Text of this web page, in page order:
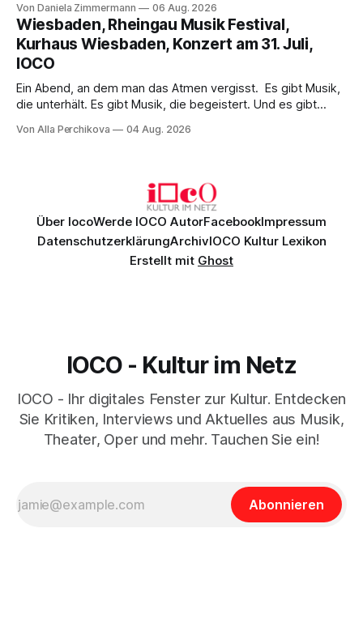
psychologische Tiefe mit starken Bildern, getragen von
einem spielfreudigen Ensemble und einer musikalisch
überzeugenden Gesamtleistung.
Von Daniela Zimmermann 06 Aug. 2026
Wiesbaden, Rheingau Musik Festival,
Kurhaus Wiesbaden, Konzert am 31. Juli,
IOCO
Ein Abend, an dem man das Atmen vergisst. Es gibt Musik,
die unterhält. Es gibt Musik, die begeistert. Und es gibt
Genau so war der Abend im Kurhaus Wiesbaden, an dem
Von Alla Perchikova 04 Aug. 2026
Über IocoWerde IOCO AutorFacebookImpressum
DatenschutzerklärungArchivIOCO Kultur Lexikon
Erstellt mit Ghost
IOCO - Kultur im Netz
IOCO - Ihr digitales Fenster zur Kultur. Entdecken
Sie Kritiken, Interviews und Aktuelles aus Musik,
Theater, Oper und mehr. Tauchen Sie ein!
Abonnieren